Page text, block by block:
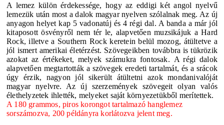
A lemez külön érdekessége, hogy az eddigi két angol nyelvű
lemezük után most a dalok magyar nyelven szólalnak meg. Az új
anyagon helyet kap 5 vadonatúj és 4 régi dal. A banda a már jól
kitaposott ösvényről nem tér le, alapvetően muzsikájuk a Hard
Rock, illetve a Southern Rock keretein belül mozog, átültetve a
jól ismert amerikai életérzést. Szövegeikben továbbra is tükrözik
azokat az értékeket, melyek számukra fontosak. A régi dalok
alapvetően megtartották a szövegek eredeti tartalmát, és a srácok
úgy érzik, nagyon jól sikerült átültetni azok mondanivalóját
magyar nyelvre. Az új szerzemények szövegeit olyan valós
élethelyzetek ihlették, melyeket saját környezetükből merítettek.
A 180 grammos, piros korongot tartalmazó hanglemez
sorszámozva, 200 példányra korlátozva jelent meg.